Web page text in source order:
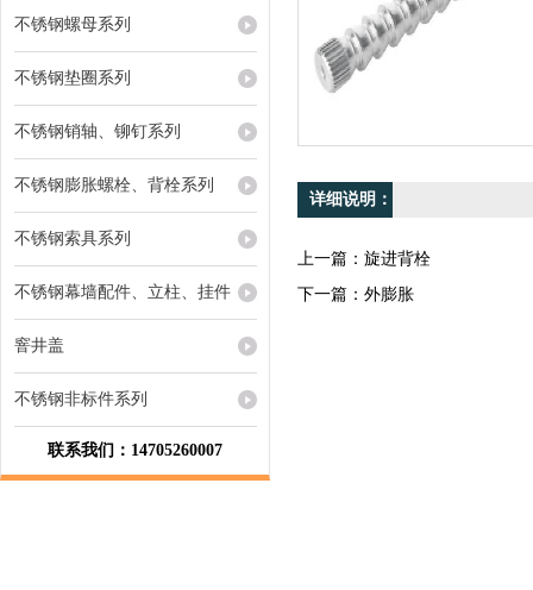
不锈钢螺母系列
不锈钢垫圈系列
不锈钢销轴、铆钉系列
不锈钢膨胀螺栓、背栓系列
不锈钢索具系列
不锈钢幕墙配件、立柱、挂件
窨井盖
不锈钢非标件系列
联系我们：14705260007
详细说明：
上一篇： 旋进背栓
下一篇： 外膨胀